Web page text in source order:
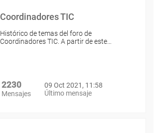
Coordinadores TIC
Histórico de temas del foro de
Coordinadores TIC. A partir de este…
2230
Mensajes
09 Oct 2021, 11:58
Último mensaje